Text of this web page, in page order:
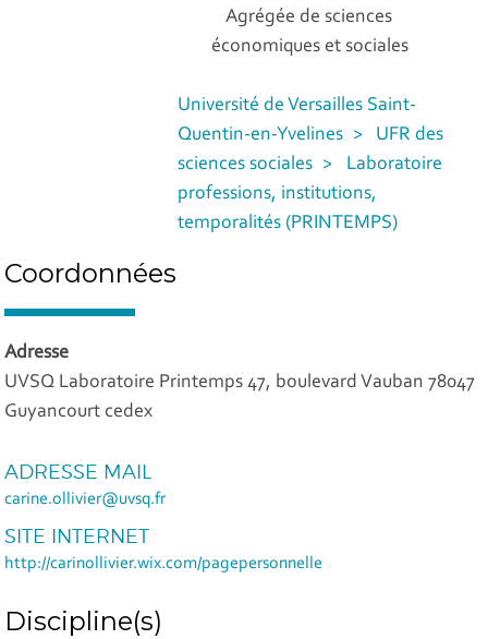
Agrégée de sciences
économiques et sociales
Université de Versailles Saint-
Quentin-en-Yvelines
UFR des
sciences sociales
Laboratoire
professions, institutions,
temporalités (PRINTEMPS)
Coordonnées
Adresse
UVSQ Laboratoire Printemps 47, boulevard Vauban 78047
Guyancourt cedex
ADRESSE MAIL
carine.ollivier@uvsq.fr
SITE INTERNET
http://carinollivier.wix.com/pagepersonnelle
Discipline(s)